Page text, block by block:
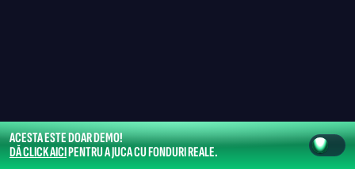
ACESTA ESTE DOAR DEMO!
DĂ CLICK AICIPENTRU A JUCA CU FONDURI REALE.